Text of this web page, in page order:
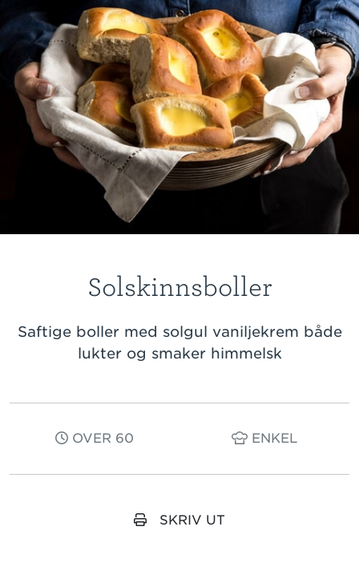
Solskinnsboller
Saftige boller med solgul vaniljekrem både
lukter og smaker himmelsk
OVER 60 ENKEL
SKRIV UT